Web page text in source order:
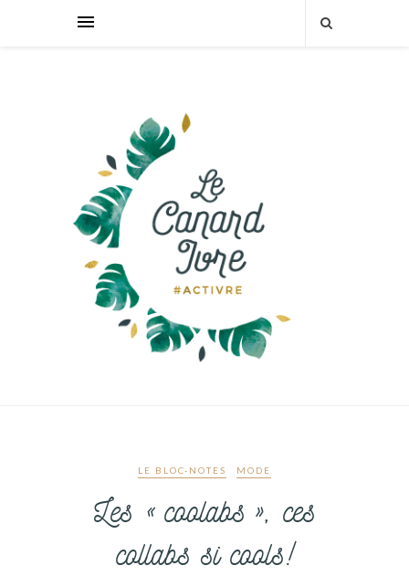
LE BLOC-NOTES MODE
Les « coolabs », ces
collabs si cools!